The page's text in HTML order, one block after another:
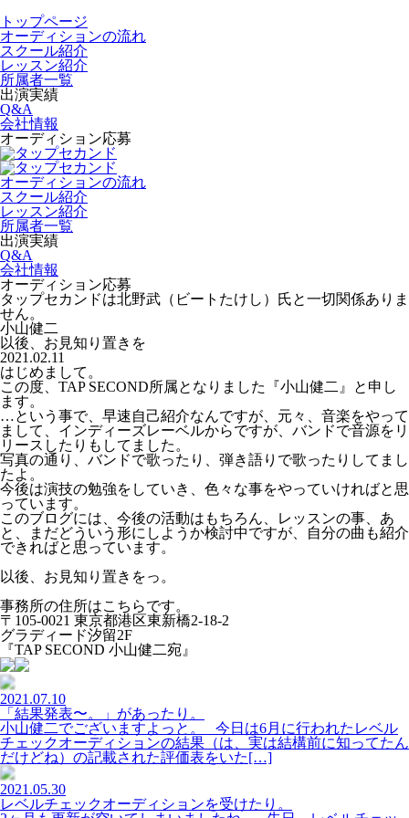
トップページ
オーディションの流れ
スクール紹介
レッスン紹介
所属者一覧
出演実績
Q&A
会社情報
オーディション応募
オーディションの流れ
スクール紹介
レッスン紹介
所属者一覧
出演実績
Q&A
会社情報
オーディション応募
タップセカンドは北野武（ビートたけし）氏と一切関係ありま
せん。
小山健二
以後、お見知り置きを
2021.02.11
はじめまして。
この度、TAP SECOND所属となりました『小山健二』と申し
ます。
…という事で、早速自己紹介なんですが、元々、音楽をやって
まして、インディーズレーベルからですが、バンドで音源をリ
リースしたりもしてました。
写真の通り、バンドで歌ったり、弾き語りで歌ったりしてまし
たよ。
今後は演技の勉強をしていき、色々な事をやっていければと思
っています。
このブログには、今後の活動はもちろん、レッスンの事、あ
と、まだどういう形にしようか検討中ですが、自分の曲も紹介
できればと思っています。
以後、お見知り置きをっ。
事務所の住所はこちらです。
〒105-0021 東京都港区東新橋2-18-2
グラディード汐留2F
『TAP SECOND 小山健二宛』
2021.07.10
「結果発表〜。」があったり。
小山健二でございますよっと。 今日は6月に行われたレベル
チェックオーディションの結果（は、実は結構前に知ってたん
だけどね）の記載された評価表をいた[…]
2021.05.30
レベルチェックオーディションを受けたり。